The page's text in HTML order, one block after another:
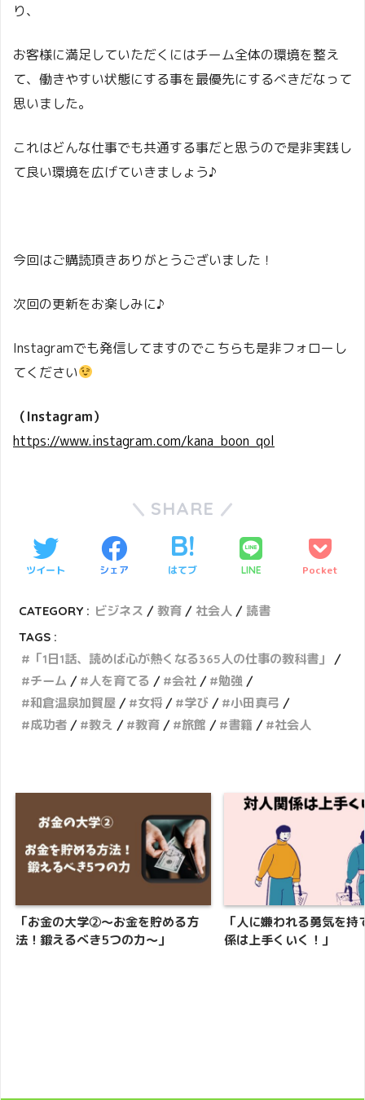
り、
お客様に満足していただくにはチーム全体の環境を整え
て、働きやすい状態にする事を最優先にするべきだなって
思いました。
これはどんな仕事でも共通する事だと思うので是非実践し
て良い環境を広げていきましょう♪
今回はご購読頂きありがとうございました！
次回の更新をお楽しみに♪
Instagramでも発信してますのでこちらも是非フォローし
てください
（Instagram）
https://www.instagram.com/kana_boon_qol
SHARE
ツイート シェア はてブ LINE Pocket
CATEGORY : ビジネス 教育 社会人
読書
TAGS :
「1日1話、読めば心が熱くなる365人の仕事の教科書」
チーム
人を育てる 会社
勉強
和倉温泉加賀屋
女将 学び
小田真弓
成功者
教え 教育 旅館 書籍 社会人
「お金の大学②〜お金を貯める方
法！鍛えるべき5つの力〜」
「人に嫌われる勇気を持
係は上手くいく！」